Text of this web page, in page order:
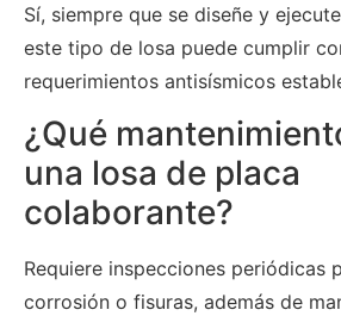
Sí, siempre que se diseñe y
este tipo de losa puede cumplir
requerimientos antisísmicos
¿Qué
una losa de placa
colaborante?
Requiere inspecciones periódicas
corrosión o fisuras, además de